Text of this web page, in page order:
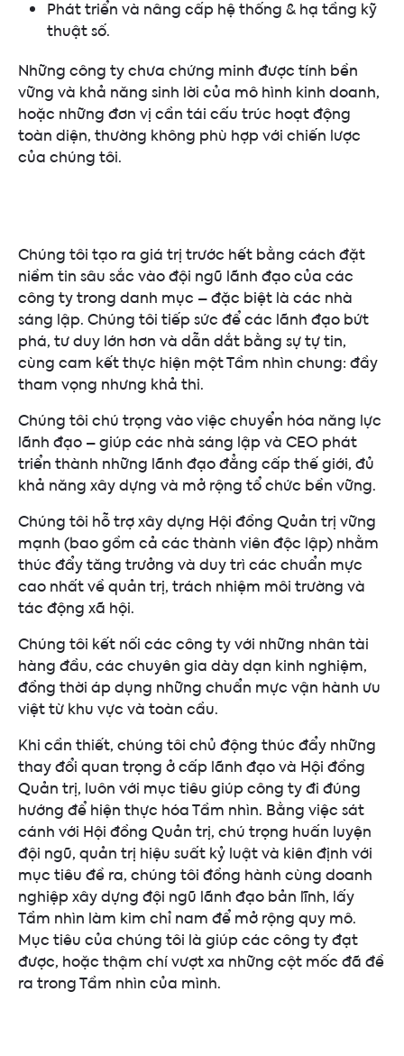
Phát triển và nâng cấp hệ thống & hạ tầng kỹ
thuật số.
Những công ty chưa chứng minh được tính bền
vững và khả năng sinh lời của mô hình kinh doanh,
hoặc những đơn vị cần tái cấu trúc hoạt động
toàn diện, thường không phù hợp với chiến lược
của chúng tôi.
Chúng tôi tạo ra giá trị trước hết bằng cách đặt
niềm tin sâu sắc vào đội ngũ lãnh đạo của các
công ty trong danh mục – đặc biệt là các nhà
sáng lập. Chúng tôi tiếp sức để các lãnh đạo bứt
phá, tư duy lớn hơn và dẫn dắt bằng sự tự tin,
cùng cam kết thực hiện một Tầm nhìn chung: đầy
tham vọng nhưng khả thi.
Chúng tôi chú trọng vào việc chuyển hóa năng lực
lãnh đạo – giúp các nhà sáng lập và CEO phát
triển thành những lãnh đạo đẳng cấp thế giới, đủ
khả năng xây dựng và mở rộng tổ chức bền vững.
Chúng tôi hỗ trợ xây dựng Hội đồng Quản trị vững
mạnh (bao gồm cả các thành viên độc lập) nhằm
thúc đẩy tăng trưởng và duy trì các chuẩn mực
cao nhất về quản trị, trách nhiệm môi trường và
tác động xã hội.
Chúng tôi kết nối các công ty với những nhân tài
hàng đầu, các chuyên gia dày dạn kinh nghiệm,
đồng thời áp dụng những chuẩn mực vận hành ưu
việt từ khu vực và toàn cầu.
Khi cần thiết, chúng tôi chủ động thúc đẩy những
thay đổi quan trọng ở cấp lãnh đạo và Hội đồng
Quản trị, luôn với mục tiêu giúp công ty đi đúng
hướng để hiện thực hóa Tầm nhìn. Bằng việc sát
cánh với Hội đồng Quản trị, chú trọng huấn luyện
đội ngũ, quản trị hiệu suất kỷ luật và kiên định với
mục tiêu đề ra, chúng tôi đồng hành cùng doanh
nghiệp xây dựng đội ngũ lãnh đạo bản lĩnh, lấy
Tầm nhìn làm kim chỉ nam để mở rộng quy mô.
Mục tiêu của chúng tôi là giúp các công ty đạt
được, hoặc thậm chí vượt xa những cột mốc đã đề
ra trong Tầm nhìn của mình.